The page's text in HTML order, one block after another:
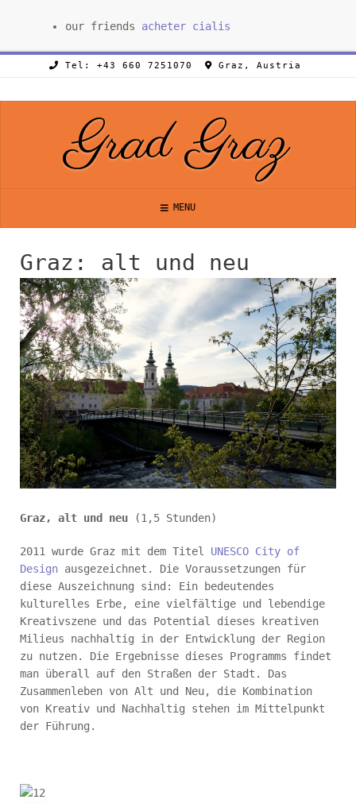
our friends acheter cialis
Tel: +43 660 7251070 Graz, Austria
Grad Graz
MENU
Graz: alt und neu
Graz, alt und neu (1,5 Stunden)
2011 wurde Graz mit dem Titel UNESCO City of
Design ausgezeichnet. Die Voraussetzungen für
diese Auszeichnung sind: Ein bedeutendes
kulturelles Erbe, eine vielfältige und lebendige
Kreativszene und das Potential dieses kreativen
Milieus nachhaltig in der Entwicklung der Region
zu nutzen. Die Ergebnisse dieses Programms findet
man überall auf den Straßen der Stadt. Das
Zusammenleben von Alt und Neu, die Kombination
von Kreativ und Nachhaltig stehen im Mittelpunkt
der Führung.